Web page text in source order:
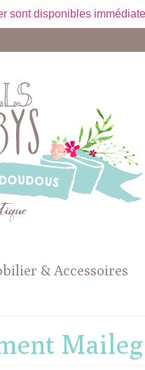
sont disponibles
& Accessoires